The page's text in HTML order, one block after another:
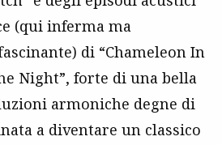
(qui inferma ma
di “Chameleon In
Night”, forte di una bella
armoniche degne di
a diventare un classico